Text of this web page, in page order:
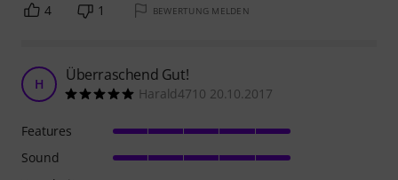
4 1 BEWERTUNG MELDEN
H Überraschend Gut!
Harald4710 20.10.2017
Features
Sound